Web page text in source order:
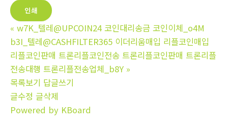
인쇄
« w7K_텔레@UPCOIN24 코인대리송금 코인이체_o4M
b3I_텔레@CASHFILTER365 이더리움매입 리플코인매입
리플코인판매 트론리플코인전송 트론리플코인판매 트론리플
전송대행 트론리플전송업체_b8Y »
목록보기 답글쓰기
글수정 글삭제
Powered by KBoard